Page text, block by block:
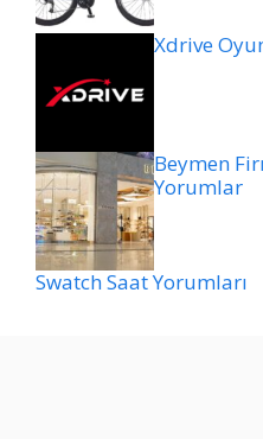
Xdrive
Beymen
Yorumlar
Swatch Saat Yorumları